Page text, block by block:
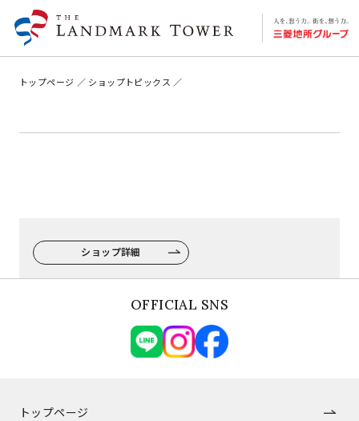
トップページ ショップトピックス
ショップ詳細
OFFICIAL SNS
トップページ